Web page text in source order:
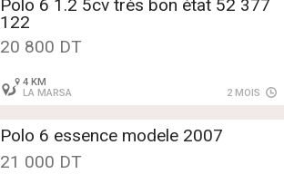
Polo 6 1.2 5cv très bon état 52 377
122
20 800 DT
4 KM
LA MARSA
2 MOIS
Polo 6 essence modele 2007
21 000 DT